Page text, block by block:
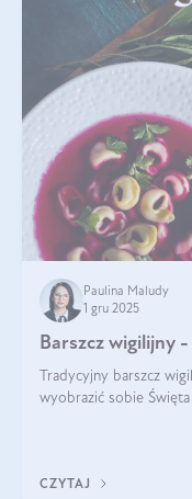
Paulina Maludy
1 gru 2025
Barszcz wigilijny
Tradycyjny barszcz
wyobrazić sobie
CZYTAJ